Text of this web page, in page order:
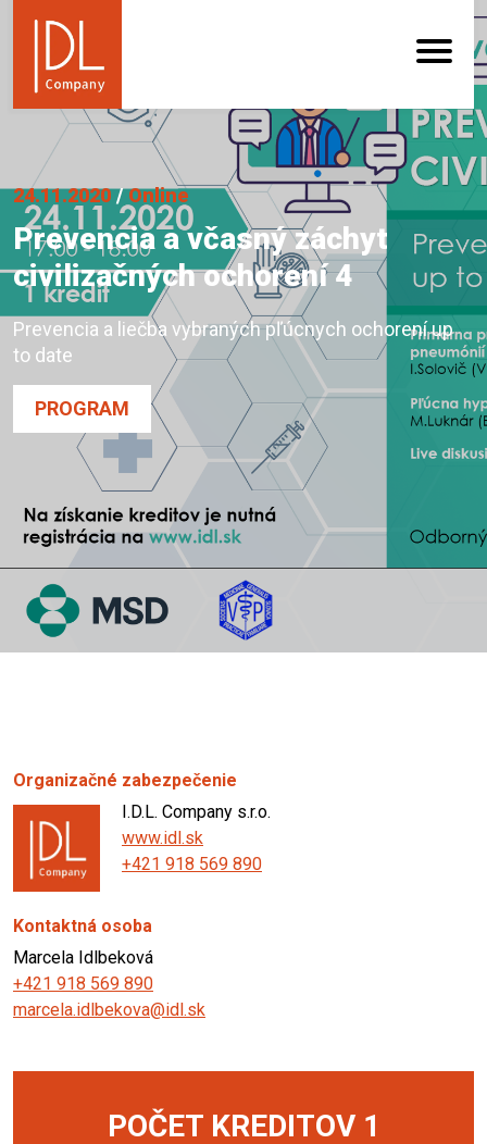
24.11.2020 / Online
Prevencia a včasný záchyt
civilizačných ochorení 4
Prevencia a liečba vybraných pľúcnych ochorení up
to date
PROGRAM
Organizačné zabezpečenie
I.D.L. Company s.r.o.
www.idl.sk
+421 918 569 890
Kontaktná osoba
Marcela Idlbeková
+421 918 569 890
marcela.idlbekova@idl.sk